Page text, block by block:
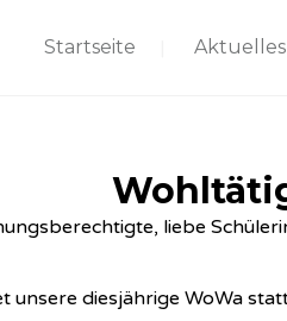
Startseite Aktuelles
liebe
unsere diesjährige WoWa